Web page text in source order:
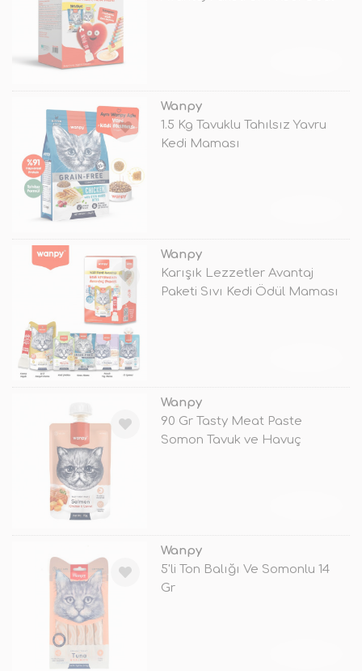
Wanpy
1.5 Kg Tavuklu Tahılsız Yavru
Kedi Maması
Wanpy
Karışık Lezzetler Avantaj
Paketi Sıvı Kedi Ödül Maması
Wanpy
90 Gr Tasty Meat Paste
Somon Tavuk ve Havuç
Wanpy
5'li Ton Balığı Ve Somonlu 14
Gr